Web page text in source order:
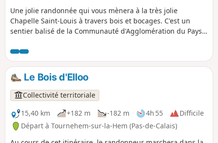
Une jolie randonnée qui vous mènera à la très jolie
Chapelle Saint-Louis à travers bois et bocages. C'est un
sentier balisé de la Communauté d'Agglomération du Pays
Le Bois d'Elloo
Collectivité territoriale
15,40 km
+182 m -182 m 4h 55
Difficile
Départ à Tournehem-sur-la-Hem (Pas-de-Calais)